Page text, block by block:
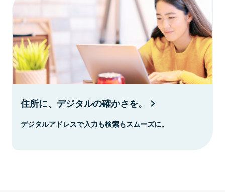
住所に、デジタルの確かさを。
デジタルアドレスで入力も検索もスムーズに。